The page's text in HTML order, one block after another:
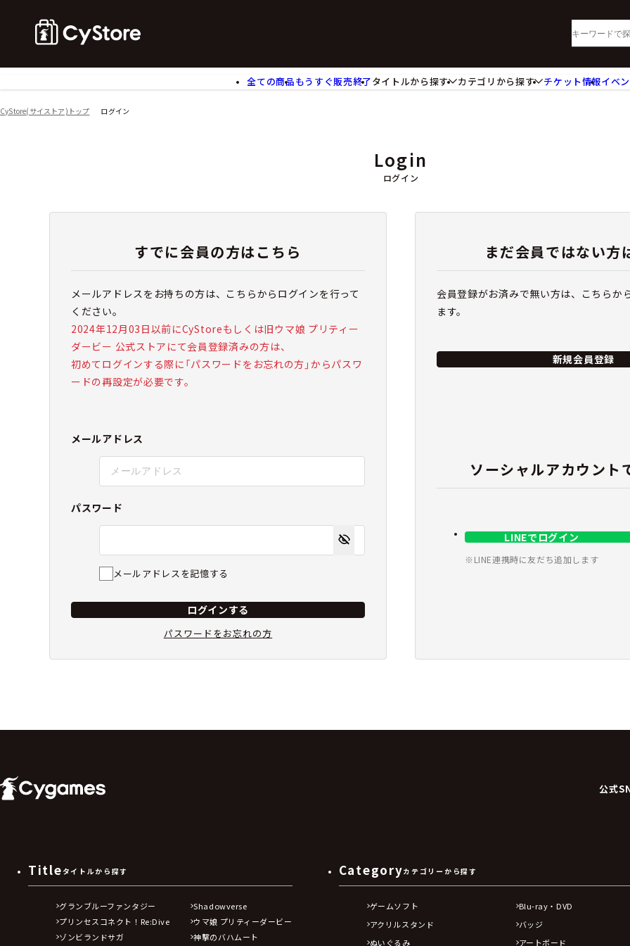
全ての商品もうすぐ販売終了タイトルから探す
カテゴリから探す
アクリルスタンド
ブレードホルダー
文具
書籍 コミック・小説
チケット情報イベ
CyStore(サイストア)トップ ログイン
ログイン
Login
すでに会員の方はこちら
メールアドレスをお持ちの方は、こちらからログインを行って
ください。
2024年12月03日以前にCyStoreもしくは旧ウマ娘 プリティー
ダービー 公式ストアにて会員登録済みの方は、
初めてログインする際に「パスワードをお忘れの方」からパスワ
ードの再設定が必要です。
メールアドレス
パスワード
メールアドレスを記憶する
ログインする
パスワードをお忘れの方
まだ会員ではない方
会員登録がお済みで無い方は、こちらか
ます。
新規会員登録
ソーシャルアカウント
LINEでログイン
※LINE連携時に友だち追加します
公式
Title タイトルから探す
グランブルーファンタジー
Shadowverse
プリンセスコネクト！Re:Dive
ウマ娘 プリティーダービー
ゾンビランドサガ
神撃のバハムート
Categoryカテゴリーから探す
ゲームソフト Blu-ray・DVD
アクリルスタンド
バッジ
ぬいぐるみ
アートボード